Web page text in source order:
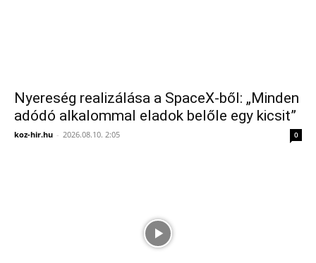
Nyereség realizálása a SpaceX-ből: „Minden
adódó alkalommal eladok belőle egy kicsit”
koz-hir.hu - 2026.08.10. 2:05 0